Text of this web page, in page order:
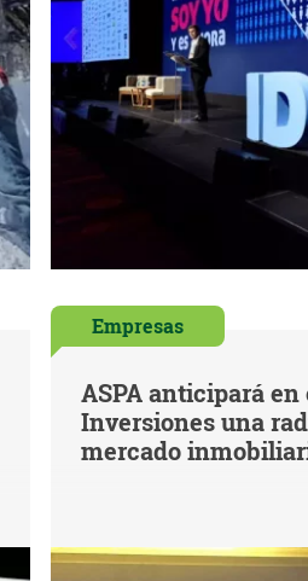
Empresas
ASPA anticipará en
Inversiones una
mercado